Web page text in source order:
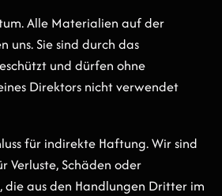
Alle Materialien auf der
uns. Sie sind durch das
und dürfen ohne
Direktors nicht verwendet
für indirekte Haftung. Wir sind
Verluste, Schäden oder
die aus den Handlungen Dritter im